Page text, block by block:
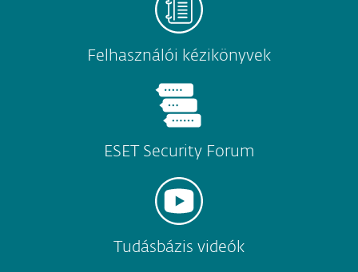
Felhasználói kézikönyvek
ESET Security Forum
Tudásbázis videók